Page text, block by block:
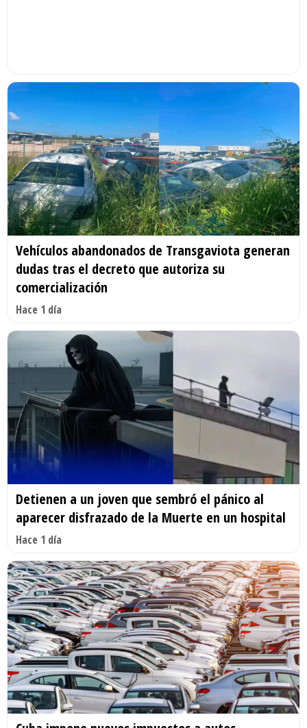
Vehículos abandonados de Transgaviota generan
dudas tras el decreto que autoriza su
comercialización
Hace 1 día
Detienen a un joven que sembró el pánico al
aparecer disfrazado de la Muerte en un hospital
Hace 1 día